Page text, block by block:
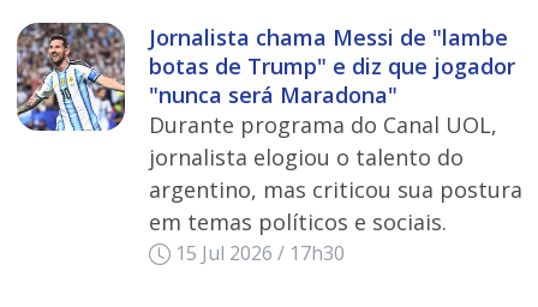
Jornalista chama Messi de "lambe
botas de Trump" e diz que jogador
"nunca será Maradona"
Durante programa do Canal UOL,
jornalista elogiou o talento do
argentino, mas criticou sua postura
em temas políticos e sociais.
15 Jul 2026 / 17h30